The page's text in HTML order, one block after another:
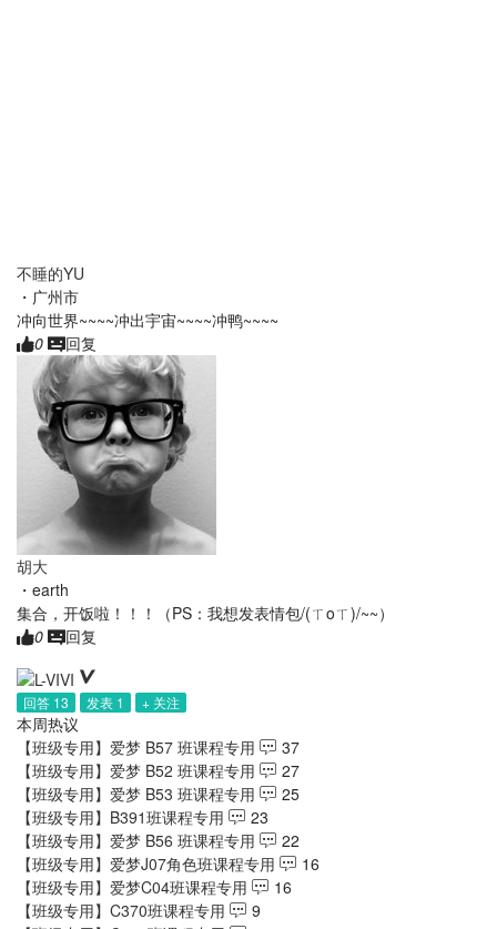
不睡的YU
・ 广州市
冲向世界~~~~冲出宇宙~~~~冲鸭~~~~
0
回复
胡大
・ earth
集合，开饭啦！！！（PS：我想发表情包/(ㄒoㄒ)/~~）
0
回复
回答 13 发表 1 + 关注
本周热议
【班级专用】爱梦 B57 班课程专用
37
【班级专用】爱梦 B52 班课程专用
27
【班级专用】爱梦 B53 班课程专用
25
【班级专用】B391班课程专用
23
【班级专用】爱梦 B56 班课程专用
22
【班级专用】爱梦J07角色班课程专用
16
【班级专用】爱梦C04班课程专用
16
【班级专用】C370班课程专用
9